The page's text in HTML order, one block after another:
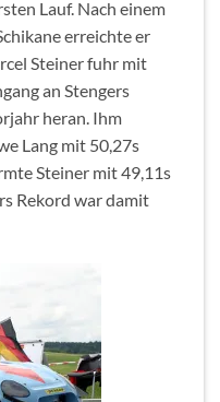
Lauf. Nach einem
erreichte er
Steiner fuhr mit
an Stengers
heran. Ihm
Lang mit 50,27s
Steiner mit 49,11s
Rekord war damit